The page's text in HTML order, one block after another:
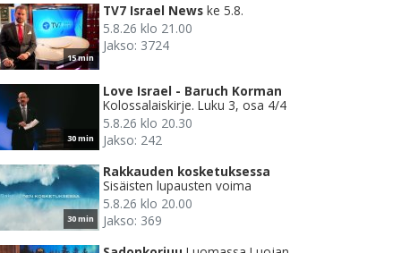
15 min
TV7 Israel News ke 5.8.
5.8.26 klo 21.00
Jakso: 3724
30 min
Love Israel - Baruch Korman
Kolossalaiskirje. Luku 3, osa 4/4
5.8.26 klo 20.30
Jakso: 242
30 min
Rakkauden kosketuksessa
Sisäisten lupausten voima
5.8.26 klo 20.00
Jakso: 369